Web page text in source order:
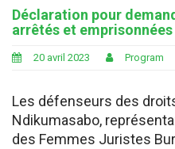
Déclaration pour
arrêtés et
20 avril 2023 Program
Les défenseurs des
Ndikumasabo,
des Femmes Juristes